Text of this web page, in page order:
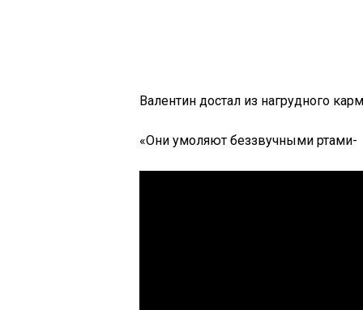
Валентин достал из нагрудного
«Они умоляют беззвучными ртами-